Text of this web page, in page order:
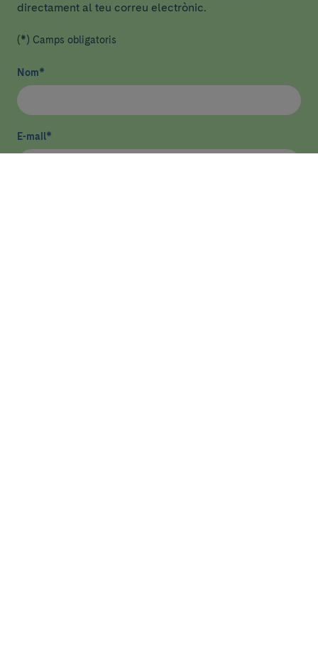
directament al teu correu electrònic.
(*) Camps obligatoris
Nom*
E-mail*